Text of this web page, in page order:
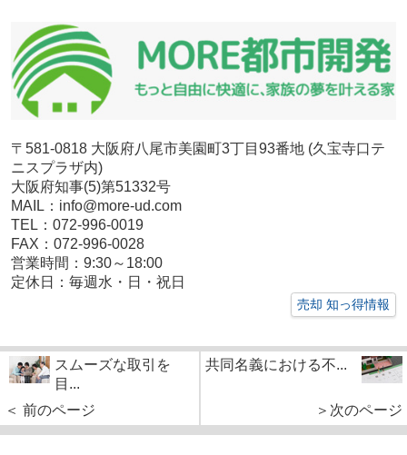
〒581-0818 大阪府八尾市美園町3丁目93番地 (久宝寺口テ
ニスプラザ内)
大阪府知事(5)第51332号
MAIL：info@more-ud.com
TEL：072-996-0019
FAX：072-996-0028
営業時間：9:30～18:00
定休日：毎週水・日・祝日
売却 知っ得情報
スムーズな取引を
目...
＜ 前のページ
共同名義における不...
＞次のページ